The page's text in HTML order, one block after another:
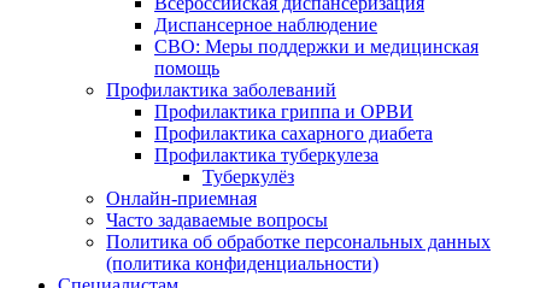
Диспансерное наблюдение
СВО: Меры поддержки и медицинская
помощь
Профилактика заболеваний
Профилактика гриппа и ОРВИ
Профилактика сахарного диабета
Профилактика туберкулеза
Туберкулёз
Онлайн-приемная
Часто задаваемые вопросы
Политика об обработке персональных данных
(политика конфиденциальности)